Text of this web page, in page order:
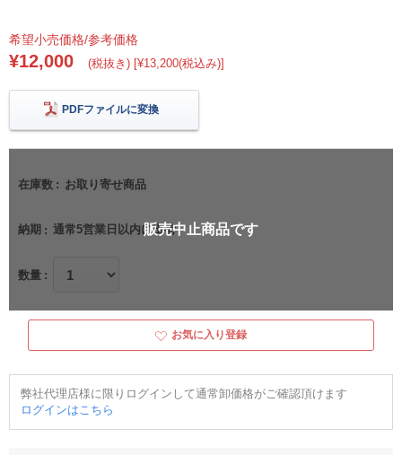
希望小売価格/参考価格
¥12,000 (税抜き) [¥13,200(税込み)]
PDFファイルに変換
在庫数 お取り寄せ商品
納期 通常5営業日以内に出荷
数量
販売中止商品です
お気に入り登録
弊社代理店様に限りログインして通常卸価格がご確認頂けます
ログインはこちら